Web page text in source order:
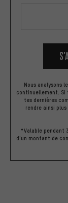
Nous analysons
continuellement. Si
tes dernières
rendre ainsi
*Valable pendant
d'un montant de